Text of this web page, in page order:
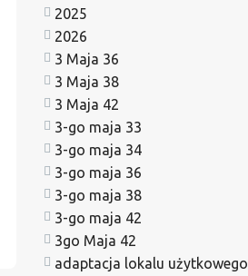
2025
2026
3 Maja 36
3 Maja 38
3 Maja 42
3-go maja 33
3-go maja 34
3-go maja 36
3-go maja 38
3-go maja 42
3go Maja 42
adaptacja lokalu użytkowego